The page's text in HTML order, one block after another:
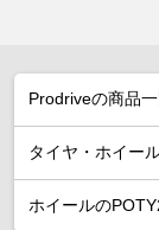
Prodriveの商品
タイヤ・ホイー
ホイールの